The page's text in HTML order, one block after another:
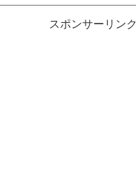
スポンサーリンク